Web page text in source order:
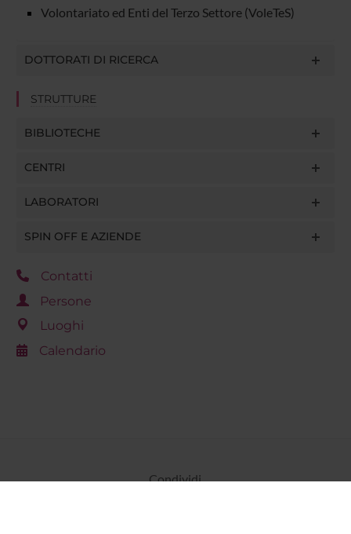
Volontariato ed Enti del Terzo Settore (VoleTeS)
DOTTORATI DI RICERCA
STRUTTURE
BIBLIOTECHE
CENTRI
LABORATORI
SPIN OFF E AZIENDE
Contatti
Persone
Luoghi
Calendario
Condividi